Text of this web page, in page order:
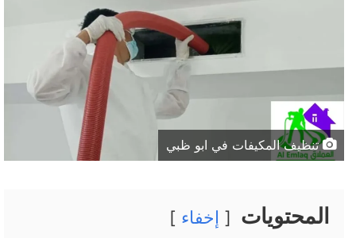
تنظيف المكيفات في ابو ظبي
المحتويات إخفاء